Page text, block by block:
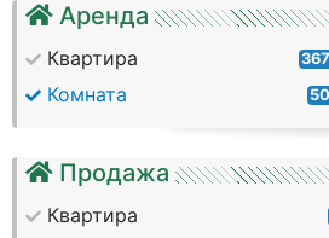
Аренда
Квартира
Комната
Продажа
Квартира